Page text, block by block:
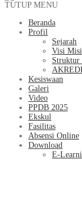
TUTUP MENU
Beranda
Profil
Sejarah
Visi
Struktur
Kesiswaan
Galeri
Video
PPDB 2025
Ekskul
Fasilitas
Absensi Online
Download
E-